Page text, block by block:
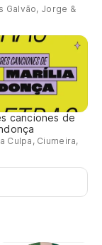
Galvão, Jorge &
canciones de
Culpa, Ciumeira,